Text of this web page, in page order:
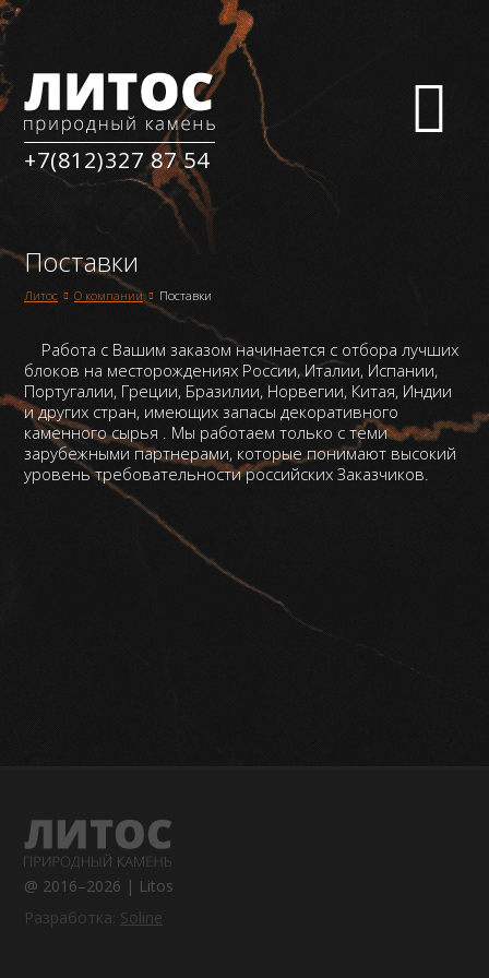
+7(812)327 87 54
Поставки
Литос О компании Поставки
Работа с Вашим заказом начинается с отбора лучших
блоков на месторождениях России, Италии, Испании,
Португалии, Греции, Бразилии, Норвегии, Китая, Индии
и других стран, имеющих запасы декоративного
каменного сырья . Мы работаем только с теми
зарубежными партнерами, которые понимают высокий
уровень требовательности российских Заказчиков.
@ 2016–2026 | Litos
Разработка: Soline